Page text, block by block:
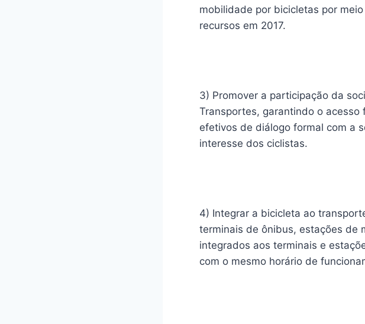
mobilidade por bicicletas por
recursos em 2017.
3) Promover a participação da
Transportes, garantindo o
efetivos de diálogo formal com a
interesse dos ciclistas.
4) Integrar a bicicleta ao
terminais de ônibus, estações de
integrados aos terminais e
com o mesmo horário de